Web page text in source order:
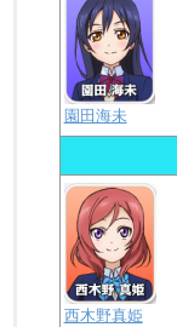
園田海未
西木野真姫